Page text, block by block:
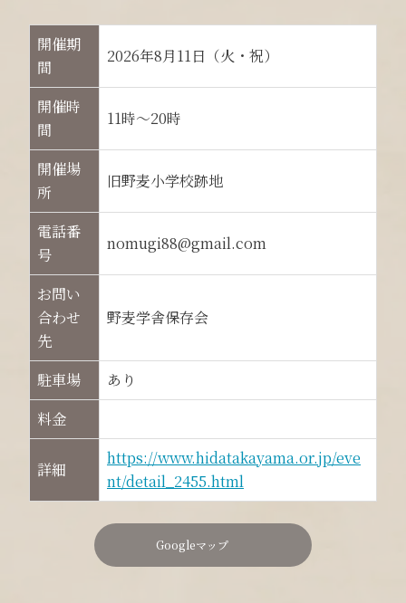
開催期
間
2026年8月11日（火・祝）
開催時
間
11時～20時
開催場
所
旧野麦小学校跡地
電話番
号
nomugi88@gmail.com
お問い
合わせ
先
野麦学舎保存会
駐車場
あり
料金
詳細
https://www.hidatakayama.or.jp/eve
nt/detail_2455.html
Googleマップ